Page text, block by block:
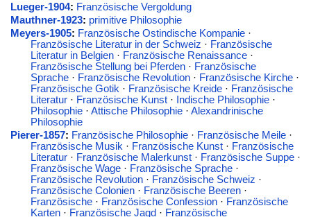
Lueger-1904: Französische Vergoldung
Mauthner-1923: primitive Philosophie
Meyers-1905: Französische Ostindische Kompanie·
Französische Literatur in der Schweiz · Französische
Literatur in Belgien· Französische Renaissance·
Französische Stellung bei Pferden· Französische
Sprache· Französische Revolution· Französische Kirche·
Französische Gotik · Französische Kreide· Französische
Literatur· Französische Kunst· Indische Philosophie·
Philosophie· Attische Philosophie· Alexandrinische
Philosophie
Pierer-1857: Französische Philosophie· Französische Meile·
Französische Musik · Französische Kunst· Französische
Literatur· Französische Malerkunst· Französische Suppe·
Französische Wage· Französische Sprache·
Französische Revolution· Französische Schweiz ·
Französische Colonien· Französische Beeren·
Französische· Französische Confession· Französische
Karten· Französische Jagd · Französische